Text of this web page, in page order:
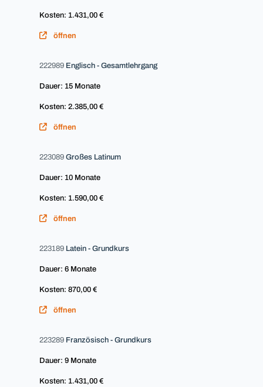
Kosten: 1.431,00 €
öffnen
222989 Englisch - Gesamtlehrgang
Dauer: 15 Monate
Kosten: 2.385,00 €
öffnen
223089 Großes Latinum
Dauer: 10 Monate
Kosten: 1.590,00 €
öffnen
223189 Latein - Grundkurs
Dauer: 6 Monate
Kosten: 870,00 €
öffnen
223289 Französisch - Grundkurs
Dauer: 9 Monate
Kosten: 1.431,00 €